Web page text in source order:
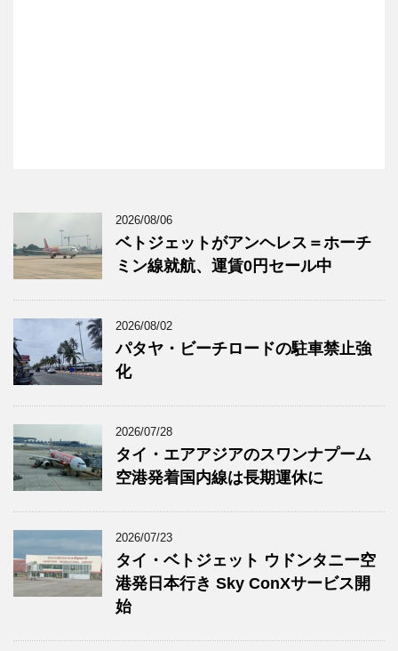
2026/08/06
ベトジェットがアンヘレス＝ホーチ
ミン線就航、運賃0円セール中
2026/08/02
パタヤ・ビーチロードの駐車禁止強
化
2026/07/28
タイ・エアアジアのスワンナプーム
空港発着国内線は長期運休に
2026/07/23
タイ・ベトジェット ウドンタニー空
港発日本行き Sky ConXサービス開
始